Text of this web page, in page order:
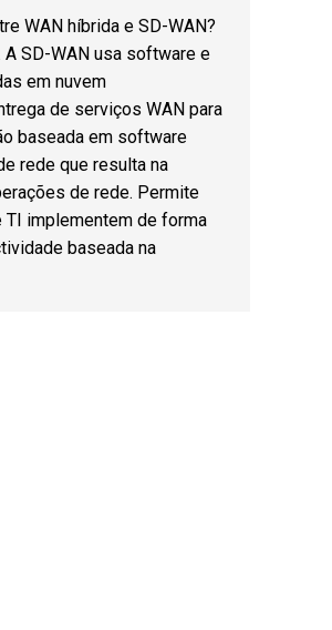
WAN híbrida e SD-WAN?
A SD-WAN usa software e
em nuvem
de serviços WAN para
baseada em software
rede que resulta na
de rede. Permite
implementem de forma
baseada na